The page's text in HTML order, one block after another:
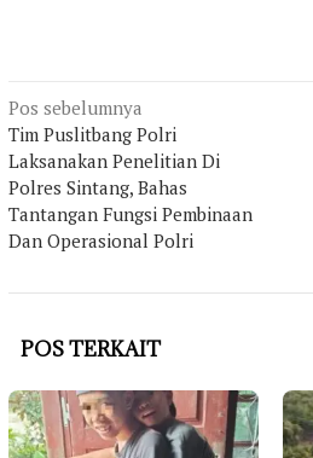
Navigasi
pos
Pos sebelumnya
Tim Puslitbang Polri
Laksanakan Penelitian Di
Polres Sintang, Bahas
Tantangan Fungsi Pembinaan
Dan Operasional Polri
POS TERKAIT